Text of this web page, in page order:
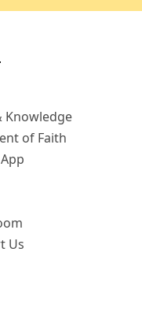
Knowledge
of Faith
Us